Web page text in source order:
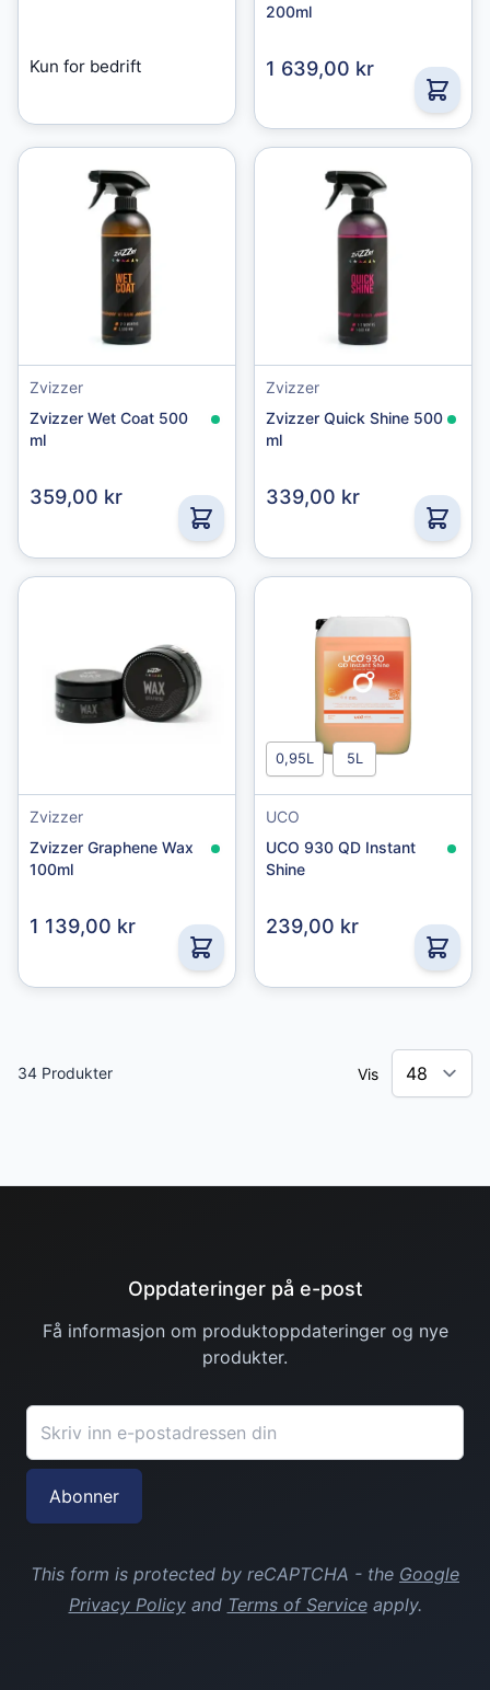
Kun for bedrift
200ml
1 639,00 kr
Zvizzer
Zvizzer Wet Coat 500
ml
359,00 kr
Zvizzer
Zvizzer Quick Shine 500
ml
339,00 kr
Zvizzer
Zvizzer Graphene Wax
100ml
1 139,00 kr
0,95L 5L
UCO
UCO 930 QD Instant
Shine
239,00 kr
34 Produkter Vis
Oppdateringer på e-post
Få informasjon om produktoppdateringer og nye
produkter.
E-postadresse
Abonner
This form is protected by reCAPTCHA - the Google
Privacy Policyand Terms of Serviceapply.